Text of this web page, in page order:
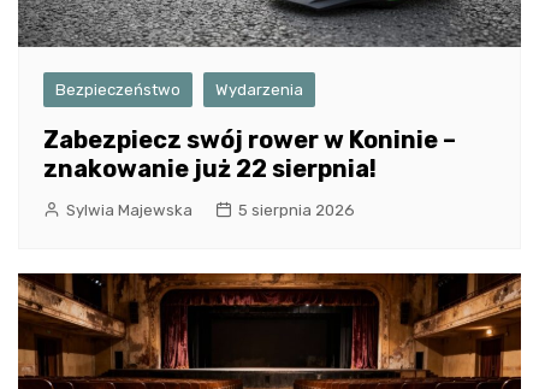
Bezpieczeństwo Wydarzenia
Zabezpiecz swój rower w Koninie –
znakowanie już 22 sierpnia!
Sylwia Majewska 5 sierpnia 2026